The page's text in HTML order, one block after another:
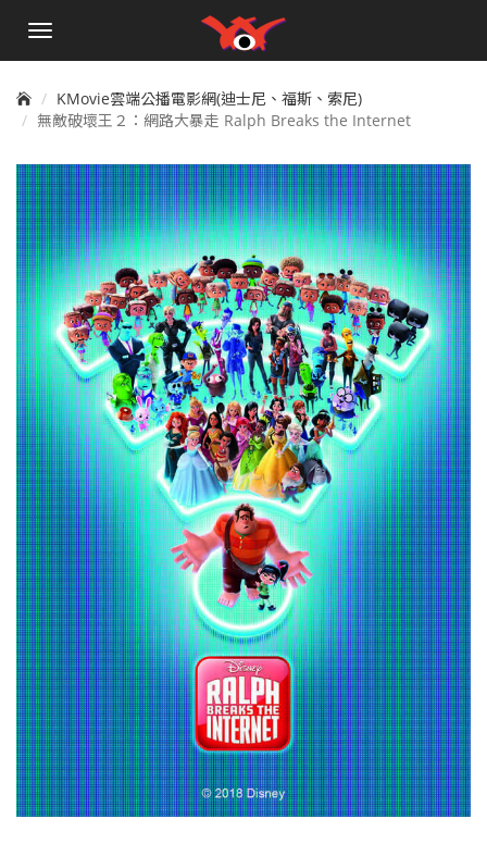
手
單
KMovie雲端公播電影網(迪士尼、福斯、索尼)
無敵破壞王２：網路大暴走 Ralph Breaks the Internet